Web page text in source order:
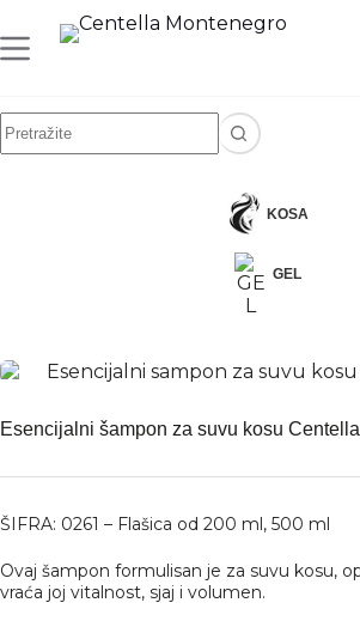
KOSA
GEL
Esencijalni šampon za suvu kosu Centella
ŠIFRA: 0261 – Flašica od 200 ml, 500 ml
Ovaj šampon formulisan je za suvu kosu,
vraća joj vitalnost, sjaj i volumen.